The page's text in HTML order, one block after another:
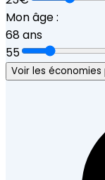
Voir les économies